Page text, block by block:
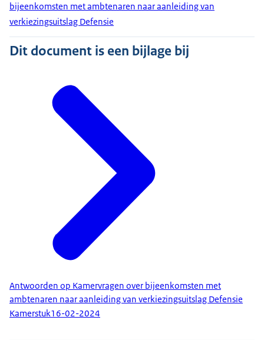
bijeenkomsten met ambtenaren naar aanleiding van
verkiezingsuitslag Defensie
Dit document is een bijlage bij
Antwoorden op Kamervragen over bijeenkomsten met
ambtenaren naar aanleiding van verkiezingsuitslag Defensie
Kamerstuk16-02-2024